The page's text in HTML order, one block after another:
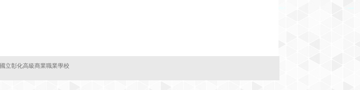
國立彰化高級商業職業學校